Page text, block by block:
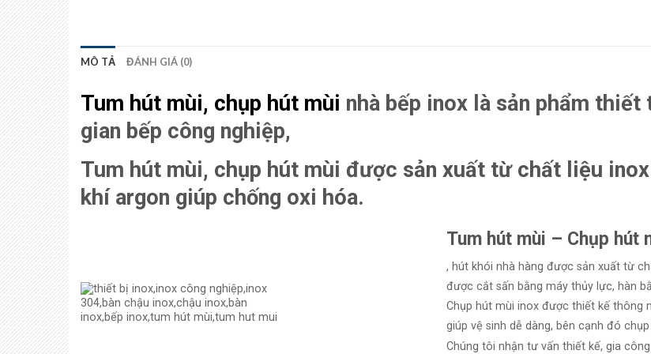
MÔ TẢ ĐÁNH GIÁ (0)
Tum hút mùi, chụp hút mùi nhà bếp inox là sản phẩm
gian bếp công nghiệp,
Tum hút mùi, chụp hút mùi được sản xuất từ chất liệu
khí argon giúp chống oxi hóa.
Tum hút mùi – Chụp hút
, hút khói nhà hàng được sản xuất từ
được cắt sấn bằng máy thủy lực, hàn
Chụp hút mùi inox được thiết kế thông
giúp vệ sinh dễ dàng, bên cạnh đó
Chúng tôi nhận tư vấn thiết kế, gia